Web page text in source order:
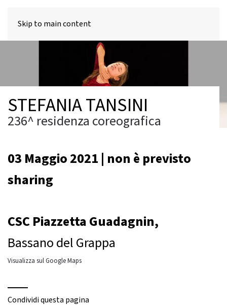
Skip to main content
STEFANIA TANSINI
236^ residenza coreografica
03 Maggio 2021 | non è previsto
sharing
CSC Piazzetta Guadagnin,
Bassano del Grappa
Visualizza sul Google Maps
Condividi questa pagina